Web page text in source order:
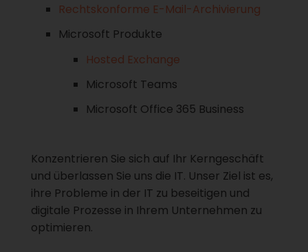
Rechtskonforme E-Mail-Archivierung
Microsoft Produkte
Hosted Exchange
Microsoft Teams
Microsoft Office 365 Business
Konzentrieren Sie sich auf Ihr Kerngeschäft
und überlassen Sie uns die IT. Unser Ziel ist es,
ihre Probleme in der IT zu beseitigen und
digitale Prozesse in Ihrem Unternehmen zu
optimieren.